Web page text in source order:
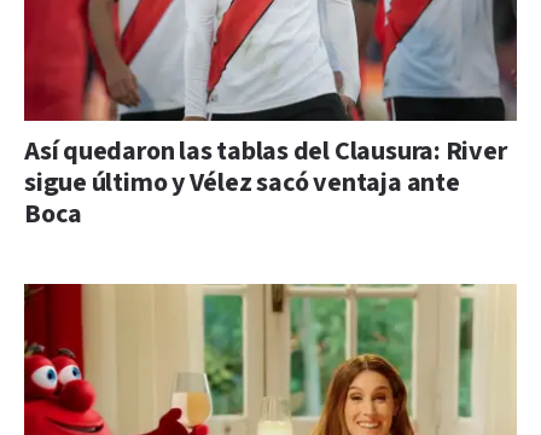
Así quedaron las tablas del Clausura: River
sigue último y Vélez sacó ventaja ante
Boca